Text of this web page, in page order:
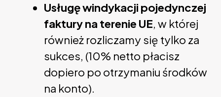
Usługę windykacji pojedynczej
faktury na terenie UE, w której
również rozliczamy się tylko za
sukces, (10% netto płacisz
dopiero po otrzymaniu środków
na konto).